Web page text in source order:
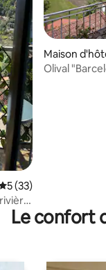
moyenne
5 (33)
Maison
Olival
Le confort